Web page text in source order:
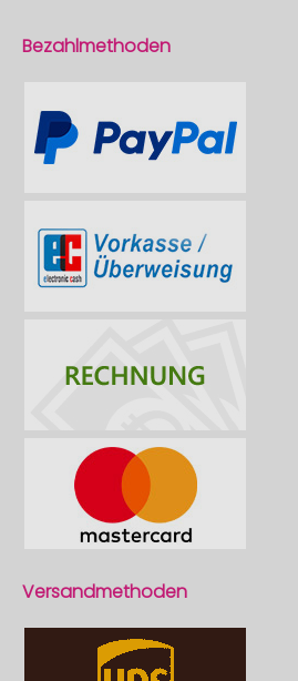
Bezahlmethoden
Versandmethoden